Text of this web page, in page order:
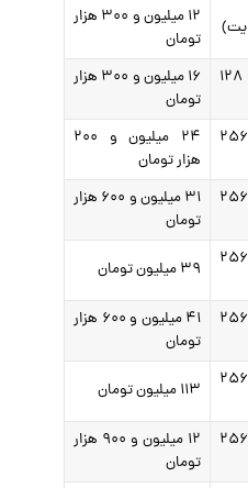
۱۲ میلیون و ۳۰۰ هزار
تومان
گلکسی A۲۵ (نسخه ۱۲۸
۱۶ میلیون و ۳۰۰ هزار
تومان
گلکسی A۳۵ (نسخه ۲۵۶
۲۴ میلیون و ۲۰۰
هزار تومان
گلکسی A۵۵ (نسخه ۲۵۶
۳۱ میلیون و ۶۰۰ هزار
تومان
گلکسی S۲۳ FE (نسخه ۲۵۶
۳۹ میلیون تومان
گلکسی S۲۴ FE (نسخه ۲۵۶
۴۱ میلیون و ۶۰۰ هزار
تومان
گلکسی S۲۵ اولترا (نسخه ۲۵۶
۱۱۳ میلیون تومان
ردمی نوت ۱۳ نسخه ۴G (۲۵۶
۱۲ میلیون و ۹۰۰ هزار
تومان